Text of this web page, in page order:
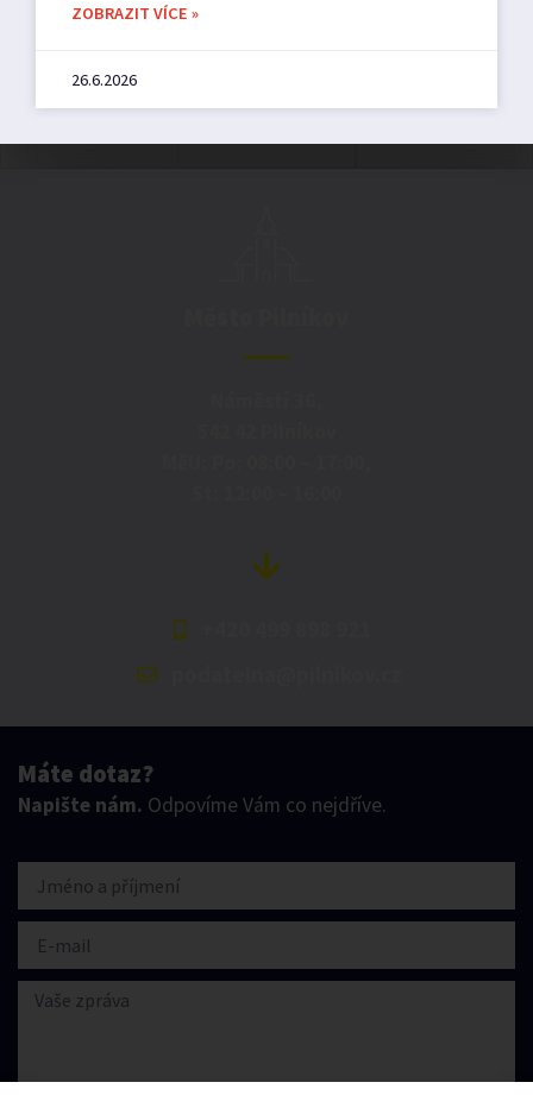
Máte dotaz?
Napište nám. Odpovíme Vám co nejdříve.
ZOBRAZIT VÍCE »
26.6.2026